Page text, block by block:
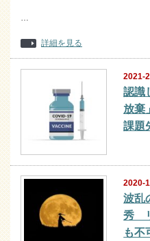
詳細を見る
2021-
認識
放棄
課題
2020-
波乱
秀
も不